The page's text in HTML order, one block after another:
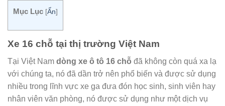
Mục Lục [Ẩn]
Xe 16 chỗ tại thị trường Việt Nam
Tại Việt Nam dòng xe ô tô 16 chỗ đã không còn quá xa lạ
với chúng ta, nó đã dần trở nên phổ biến và được sử dụng
nhiều trong lĩnh vực xe ga đưa đón học sinh, sinh viên hay
nhân viên văn phòng, nó được sử dụng như một dịch vụ